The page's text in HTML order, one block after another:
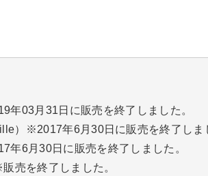
03月31日に販売を終了しました。
）※2017年6月30日に販売を終了しま
6月30日に販売を終了しました。
売を終了しました。